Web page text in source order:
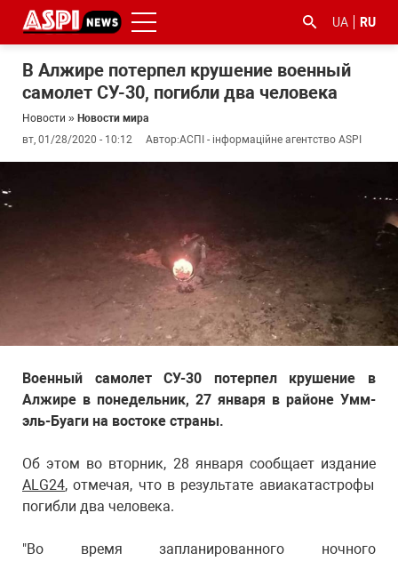
UA RU
В Алжире потерпел крушение военный
самолет СУ-30, погибли два человека
Новости » Новости мира
вт, 01/28/2020 - 10:12
Автор:АСПІ - інформаційне агентство ASPI
Военный самолет СУ-30 потерпел крушение в
Алжире в понедельник, 27 января в районе Умм-
эль-Буаги на востоке страны.
Об этом во вторник, 28 января сообщает издание
ALG24, отмечая, что в результате авиакатастрофы
погибли два человека.
"Во время запланированного ночного
#ООС
корупцією
#гфс #коронавірус